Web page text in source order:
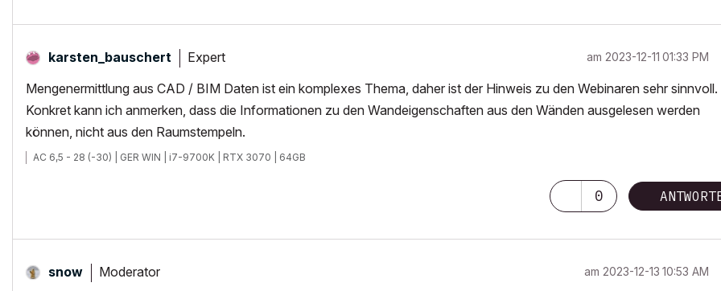
karsten_bauschert Expert am ‎2023-12-11 01:33 PM
Mengenermittlung aus CAD / BIM Daten ist ein komplexes Thema, daher ist der Hinweis zu den Webinaren sehr sinnvoll.
Konkret kann ich anmerken, dass die Informationen zu den Wandeigenschaften aus den Wänden ausgelesen werden
können, nicht aus den Raumstempeln.
AC 6,5 - 28 (-30) | GER WIN | i7-9700K | RTX 3070 | 64GB
0
snow Moderator am ‎2023-12-13 10:53 AM